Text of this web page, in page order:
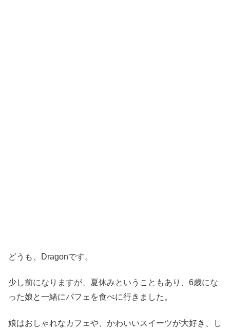
どうも、Dragonです。
少し前になりますが、夏休みということもあり、6歳にな
った娘と一緒にパフェを食べに行きました。
娘はおしゃれなカフェや、かわいいスイーツが大好き、し